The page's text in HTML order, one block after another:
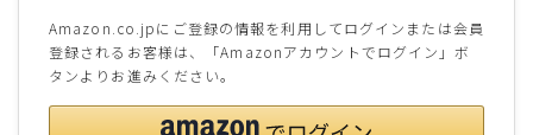
Amazon.co.jpにご登録の情報を利用してログインまたは会員
登録されるお客様は、「Amazonアカウントでログイン」ボ
タンよりお進みください。